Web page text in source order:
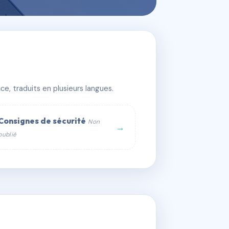
traduits en plusieurs langues.
de sécurité Non
→